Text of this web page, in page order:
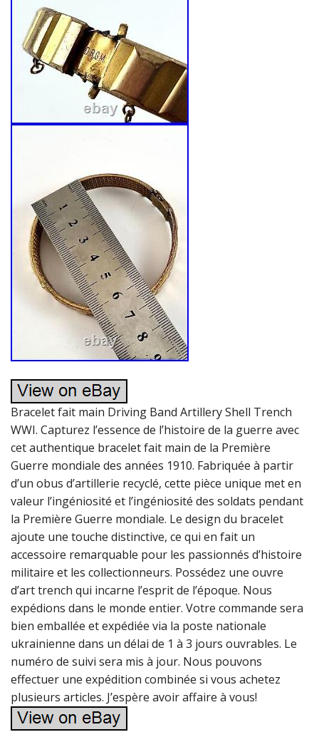
Bracelet fait main Driving Band Artillery Shell Trench
WWI. Capturez l’essence de l’histoire de la guerre avec
cet authentique bracelet fait main de la Première
Guerre mondiale des années 1910. Fabriquée à partir
d’un obus d’artillerie recyclé, cette pièce unique met en
valeur l’ingéniosité et l’ingéniosité des soldats pendant
la Première Guerre mondiale. Le design du bracelet
ajoute une touche distinctive, ce qui en fait un
accessoire remarquable pour les passionnés d’histoire
militaire et les collectionneurs. Possédez une ouvre
d’art trench qui incarne l’esprit de l’époque. Nous
expédions dans le monde entier. Votre commande sera
bien emballée et expédiée via la poste nationale
ukrainienne dans un délai de 1 à 3 jours ouvrables. Le
numéro de suivi sera mis à jour. Nous pouvons
effectuer une expédition combinée si vous achetez
plusieurs articles. J’espère avoir affaire à vous!